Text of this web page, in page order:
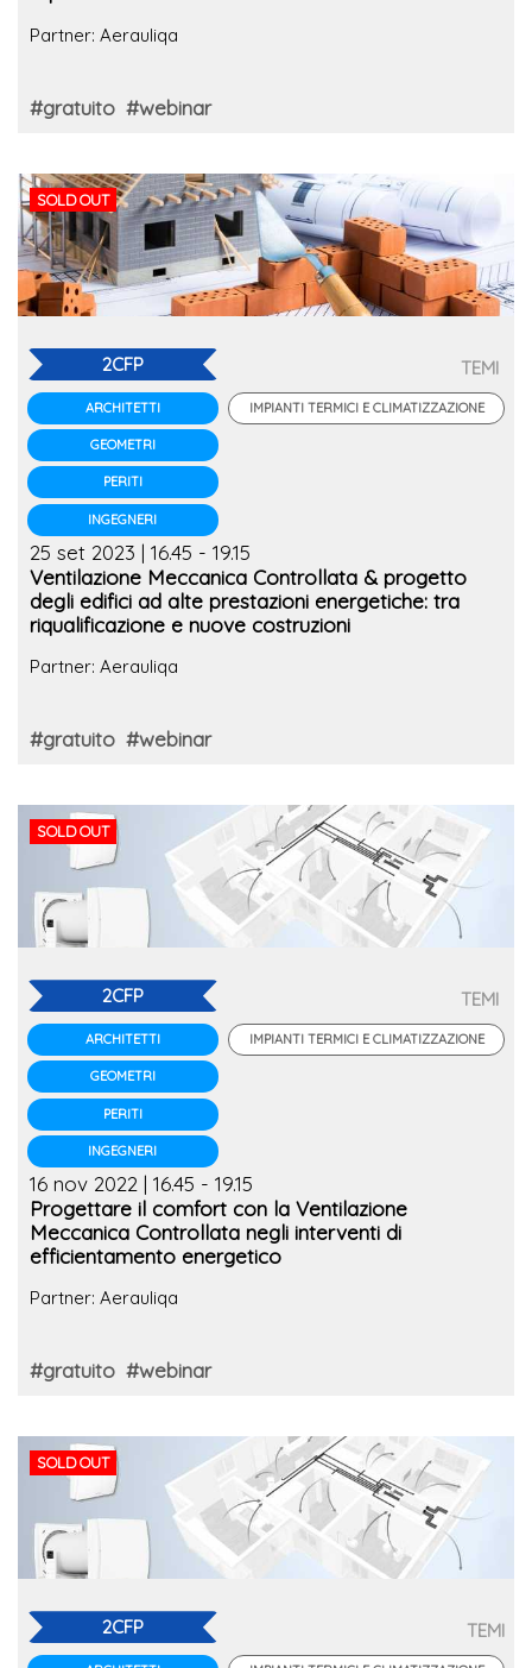
Partner: Aerauliqa
#gratuito #webinar
SOLD OUT
2CFP
ARCHITETTI
GEOMETRI
PERITI
INGEGNERI
TEMI
IMPIANTI TERMICI E CLIMATIZZAZIONE
25 set 2023 | 16.45 - 19.15
Ventilazione Meccanica Controllata & progetto
degli edifici ad alte prestazioni energetiche: tra
riqualificazione e nuove costruzioni
Partner: Aerauliqa
#gratuito #webinar
SOLD OUT
2CFP
ARCHITETTI
GEOMETRI
PERITI
INGEGNERI
TEMI
IMPIANTI TERMICI E CLIMATIZZAZIONE
16 nov 2022 | 16.45 - 19.15
Progettare il comfort con la Ventilazione
Meccanica Controllata negli interventi di
efficientamento energetico
Partner: Aerauliqa
#gratuito #webinar
SOLD OUT
2CFP TEMI